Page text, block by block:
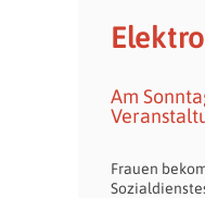
Am
Frauen